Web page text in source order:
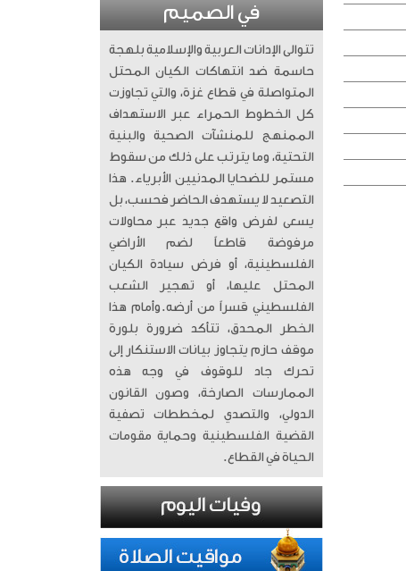
في الصميم
تتوالى الإدانات العربية والإسلامية بلهجة
حاسمة ضد انتهاكات الكيان المحتل
المتواصلة في قطاع غزة، والتي تجاوزت
كل الخطوط الحمراء عبر الاستهداف
الممنهج للمنشآت الصحية والبنية
التحتية، وما يترتب على ذلك من سقوط
مستمر للضحايا المدنيين الأبرياء. ​ هذا
التصعيد لا يستهدف الحاضر فحسب، بل
يسعى لفرض واقع جديد عبر محاولات
مرفوضة قاطعاً لضم الأراضي
الفلسطينية، أو فرض سيادة الكيان
المحتل عليها، أو تهجير الشعب
الفلسطيني قسراً من أرضه. ​وأمام هذا
الخطر المحدق، تتأكد ضرورة بلورة
موقف حازم يتجاوز بيانات الاستنكار إلى
تحرك جاد للوقوف في وجه هذه
الممارسات الصارخة، وصون القانون
الدولي، والتصدي لمخططات تصفية
القضية الفلسطينية وحماية مقومات
الحياة في القطاع.